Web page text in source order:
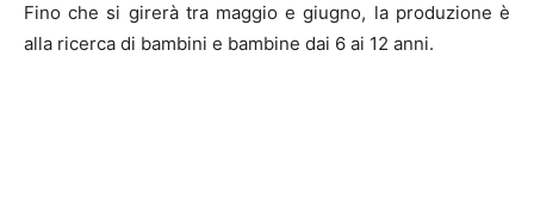
Fino che si girerà tra maggio e giugno, la produzione è
alla ricerca di bambini e bambine dai 6 ai 12 anni.